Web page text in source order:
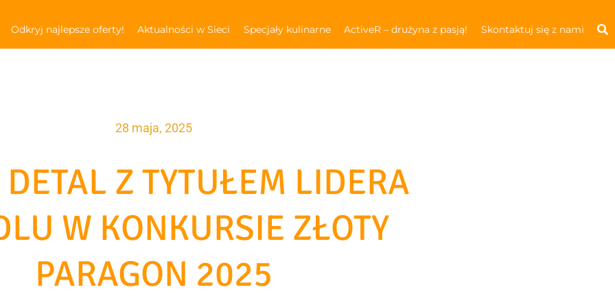
Odkryj najlepsze oferty! Aktualności w Sieci Specjały kulinarne ActiveR – drużyna z pasją! Skontaktuj się z nami
28 maja, 2025
DETAL Z TYTUŁEM LIDERA
W KONKURSIE ZŁOTY
PARAGON 2025